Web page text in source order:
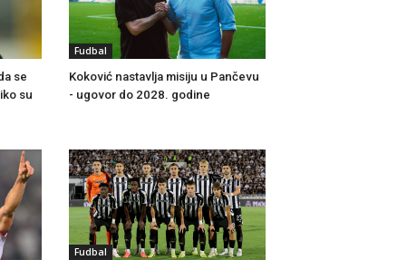
se
su
Fudbal
Koković nastavlja misiju u Pančevu
- ugovor do 2028. godine
Fudbal